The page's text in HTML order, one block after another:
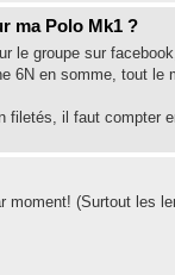
ma Polo Mk1 ?
le groupe sur
6N en somme, tout le
filetés, il faut compter
moment! (Surtout les